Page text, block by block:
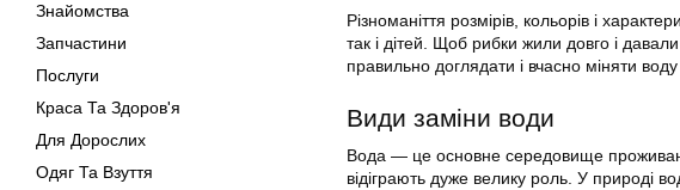
Знайомства
Запчастини
Послуги
Краса Та Здоров'я
Для Дорослих
Одяг Та Взуття
Різноманіття розмірів, кольорів і
так і дітей. Щоб рибки жили довго і
правильно доглядати і вчасно міняти воду
Види заміни води
Вода — це основне середовище проживання
відіграють дуже велику роль. У природі